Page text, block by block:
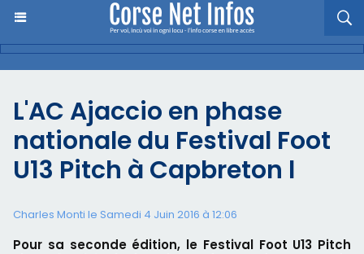
L'AC Ajaccio en phase
nationale du Festival Foot
U13 Pitch à Capbreton l
Charles Monti le Samedi 4 Juin 2016 à 12:06
Pour sa seconde édition, le Festival Foot U13 Pitch